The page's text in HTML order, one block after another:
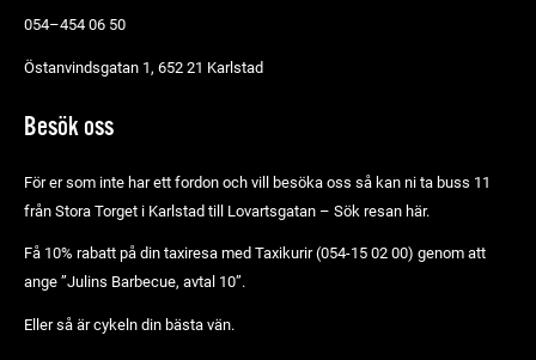
054–454 06 50
Östanvindsgatan 1, 652 21 Karlstad
Besök oss
För er som inte har ett fordon och vill besöka oss så kan ni ta buss 11
från Stora Torget i Karlstad till Lovartsgatan – Sök resan här.
Få 10% rabatt på din taxiresa med Taxikurir (054-15 02 00) genom att
ange ”Julins Barbecue, avtal 10”.
Eller så är cykeln din bästa vän.